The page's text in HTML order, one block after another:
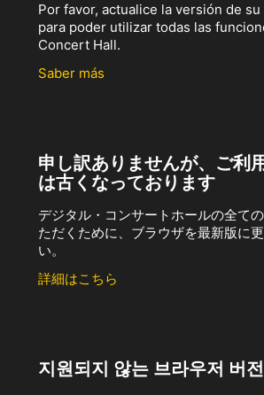
Por favor, actualice la versión de
para poder utilizar todas las
Concert Hall.
Saber más
申し訳ありませんが、ご利
は古くなっております
デジタル・コンサートホールの全て
ただくために、ブラウザを最新版に
い。
詳細はこちら
지원되지 않는 브라우저 버